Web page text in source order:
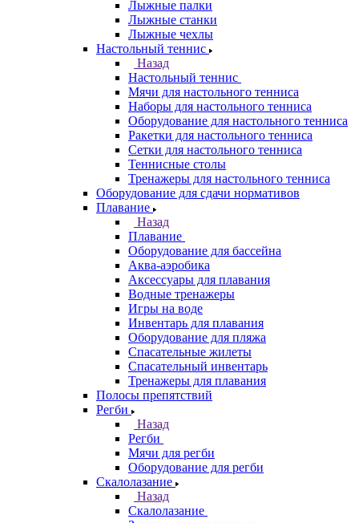
Лыжные палки
Лыжные станки
Лыжные чехлы
Настольный теннис
Назад
Настольный теннис
Мячи для настольного тенниса
Наборы для настольного тенниса
Оборудование для настольного тенниса
Ракетки для настольного тенниса
Сетки для настольного тенниса
Теннисные столы
Тренажеры для настольного тенниса
Оборудование для сдачи нормативов
Плавание
Назад
Плавание
Оборудование для бассейна
Аква-аэробика
Аксессуары для плавания
Водные тренажеры
Игры на воде
Инвентарь для плавания
Оборудование для пляжа
Спасательные жилеты
Спасательный инвентарь
Тренажеры для плавания
Полосы препятствий
Регби
Назад
Регби
Мячи для регби
Оборудование для регби
Скалолазание
Назад
Скалолазание